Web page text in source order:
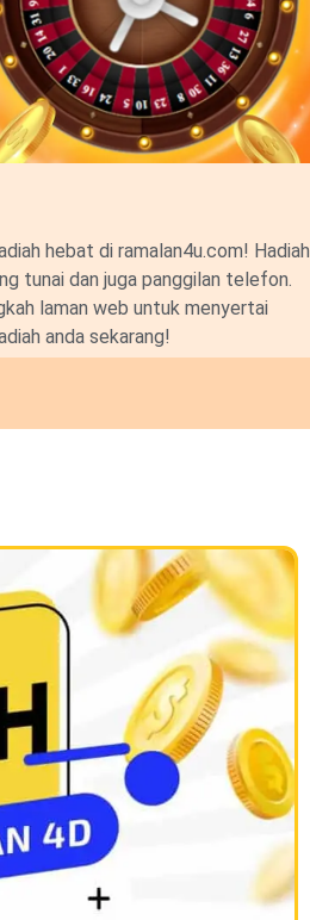
hebat di ramalan4u.com! Hadiah
tunai dan juga panggilan telefon.
laman web untuk menyertai
anda sekarang!